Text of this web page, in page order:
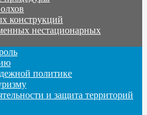
конструкций
нестационарных
политике
и защита территорий